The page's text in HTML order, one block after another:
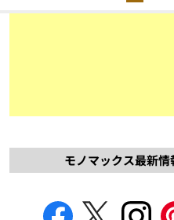
モノマックス最新情